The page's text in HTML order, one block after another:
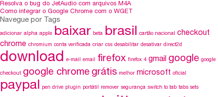
Resolva o bug do JetAudio com arquivos M4A
Como integrar o Google Chrome com o WGET
Navegue por Tags
adicionar alpha apple baixar beta brasil cartão nacional
checkout
chrome chromium conta verificada criar css desabilitar desativar direct2d
download e-mail email firefox firefox 4 gmail google google
checkout google chrome grátis melhor microsoft oficial
paypal pen drive plugin portátil remover segurança switch to tab tabs sets